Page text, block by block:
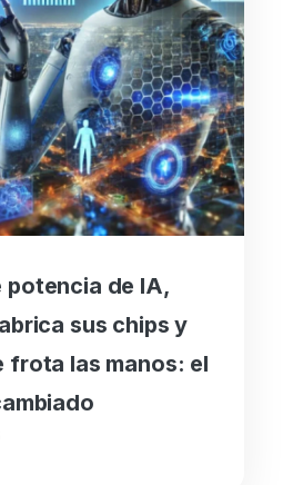
potencia de IA,
sus chips y
frota las manos: el